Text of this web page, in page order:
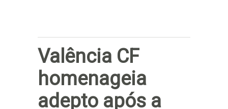
Valência CF
homenageia
adepto após a